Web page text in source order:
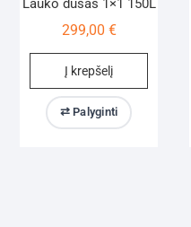
Lauko dušas 1×1 150L
299,00 €
Į krepšelį
⇄ Palyginti